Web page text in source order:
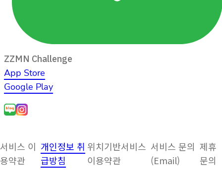
ZZMN Challenge
App Store
Google Play
서비스 이
용약관
개인정보 취
급방침
위치기반서비스
이용약관
서비스 문의
(Email)
제휴
문의